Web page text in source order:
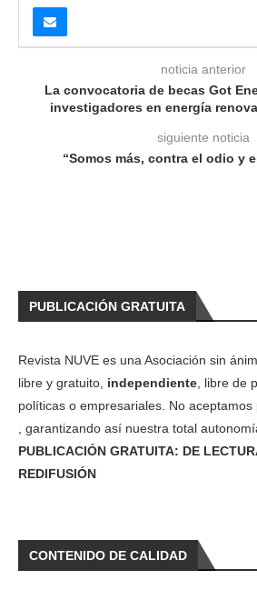
noticia anterior
La convocatoria de becas Got
investigadores en energía
siguiente noticia
“Somos más, contra el odio y
PUBLICACIÓN GRATUITA
Revista NUVE es una Asociación sin
libre y gratuito, independiente , libre de
políticas o empresariales. No
, garantizando así nuestra total
PUBLICACIÓN GRATUITA: DE
REDIFUSIÓN
CONTENIDO DE CALIDAD